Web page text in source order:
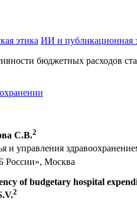
этика ИИ и публикационная
бюджетных расходов
С.В.2
и управления
Москва
of budgetary hospital
2